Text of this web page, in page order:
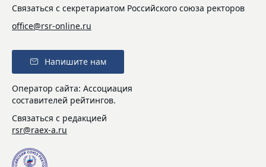
Связаться с секретариатом Российского союза ректоров
office@rsr-online.ru
Напишите нам
Оператор сайта: Ассоциация
составителей рейтингов.
Связаться с редакцией
rsr@raex-a.ru